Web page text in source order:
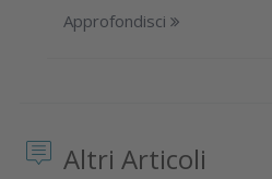
Approfondisci
Altri Articoli